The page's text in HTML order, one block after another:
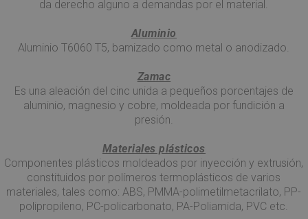
da derecho alguno a demandas por el material.
Aluminio
Aluminio T6060 T5, barnizado como metal o anodizado.
Zamac
Es una aleación del cinc unida a pequeños porcentajes de
aluminio, magnesio y cobre, moldeada por fundición a
presión.
Materiales plásticos
Componentes plásticos moldeados por inyección y extrusión,
constituidos por polímeros termoplásticos de varios
materiales, tales como: ABS, PMMA-polimetilmetacrilato, PP-
polipropileno, PC-policarbonato, PA-Poliamida, PVC etc.